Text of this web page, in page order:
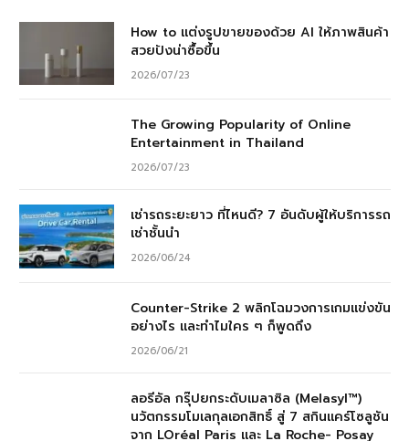
How to แต่งรูปขายของด้วย AI ให้ภาพสินค้า
สวยปังน่าซื้อขึ้น
2026/07/23
The Growing Popularity of Online
Entertainment in Thailand
2026/07/23
เช่ารถระยะยาว ที่ไหนดี? 7 อันดับผู้ให้บริการรถ
เช่าชั้นนำ
2026/06/24
Counter-Strike 2 พลิกโฉมวงการเกมแข่งขัน
อย่างไร และทำไมใคร ๆ ก็พูดถึง
2026/06/21
ลอรีอัล กรุ๊ปยกระดับเมลาซิล (Melasyl™)
นวัตกรรมโมเลกุลเอกสิทธิ์ สู่ 7 สกินแคร์โซลูชัน
จาก LOréal Paris และ La Roche- Posay